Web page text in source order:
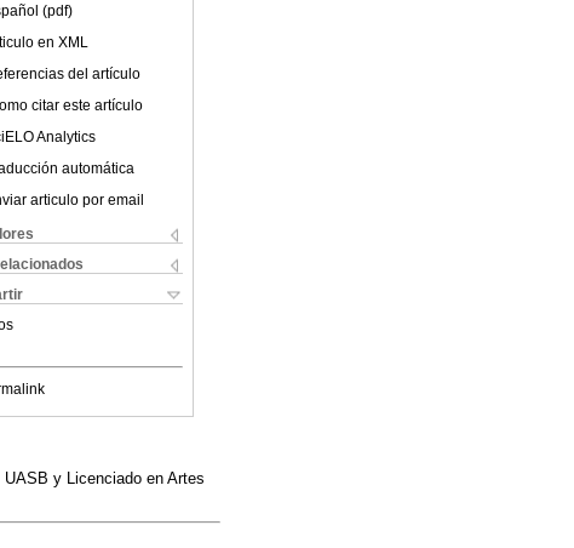
(pdf)
en XML
del artículo
citar este artículo
Analytics
automática
articulo por email
y Licenciado en Artes